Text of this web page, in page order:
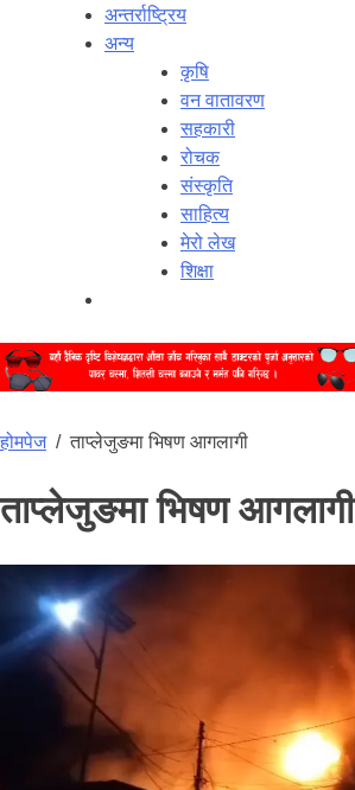
अन्तर्राष्‍ट्रिय
अन्य
कृषि
वन वातावरण
सहकारी
रोचक
संस्कृति
साहित्य
मेरो लेख
शिक्षा
होमपेज/ताप्लेजुङमा भिषण आगलागी
ताप्लेजुङमा भिषण आगलागी